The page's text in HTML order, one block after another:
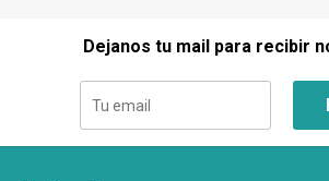
Dejanos tu mail para recibir